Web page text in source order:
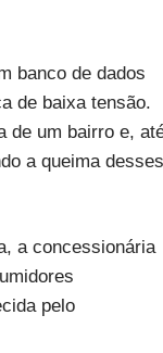
banco de dados
de baixa tensão.
de um bairro e,
a queima desses
a concessionária
pelo